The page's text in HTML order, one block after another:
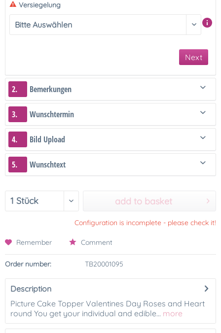
Versiegelung
Next
2. Bemerkungen
3. Wunschtermin
4. Bild Upload
5. Wunschtext
add to basket
Configuration is incomplete - please check it!
Remember Comment
Order number: TB20001095
Description
Picture Cake Topper Valentines Day Roses and Heart
round You get your individual and edible... more